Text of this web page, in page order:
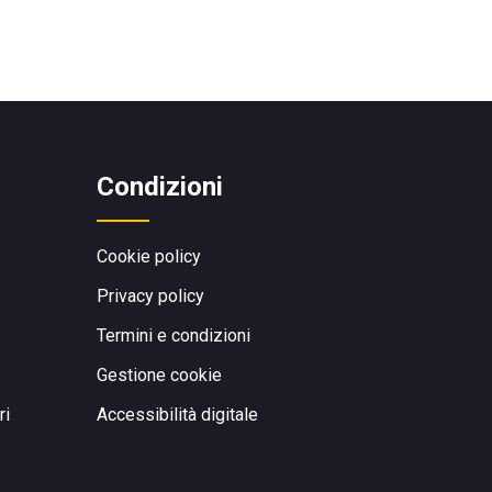
Condizioni
Cookie policy
Privacy policy
Termini e condizioni
Gestione cookie
Accessibilità digitale